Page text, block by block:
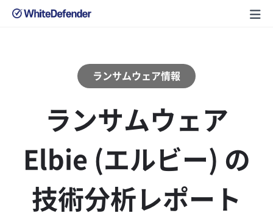
ランサムウェア情報
ランサムウェア
Elbie (エルビー) の
技術分析レポート